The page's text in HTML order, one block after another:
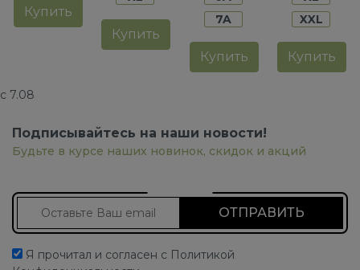
Купить
Купить
7A
Купить
XXL
Купить
с 7.08
Подписывайтесь на наши новости!
Будьте в курсе наших новинок, скидок и акций
Я прочитал и согласен с Политикой